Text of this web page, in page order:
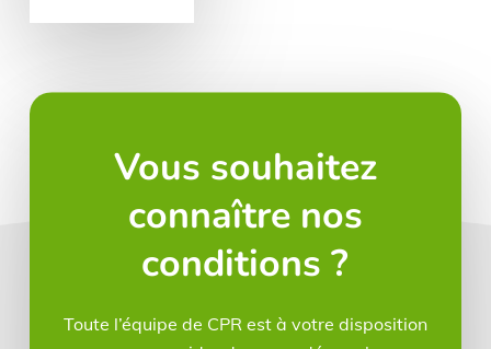
Vous souhaitez
connaître nos
conditions ?
Toute l’équipe de CPR est à votre disposition